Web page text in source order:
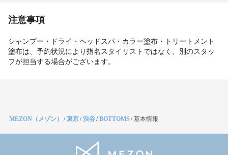
注意事項
シャンプー・ドライ・ヘッドスパ・カラー塗布・トリートメント
塗布は、予約状況により指名スタイリストではなく、別のスタッ
フが担当する場合がございます。
MEZON（メゾン） /東京/渋谷/BOTTOMS /基本情報